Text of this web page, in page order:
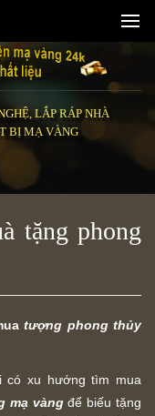
LẮP RÁP NHÀ
BỊ MẠ VÀNG
tặng phong
tượng phong thủy
có xu hướng tìm mua
mạ vàngđể biếu tặng